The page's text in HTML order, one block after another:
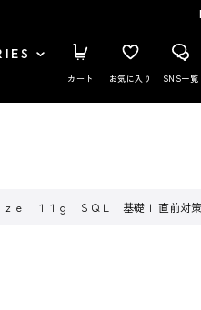
カート お気に入り SNS一覧
ｅ １１ｇ ＳＱＬ 基礎Ｉ 直前対